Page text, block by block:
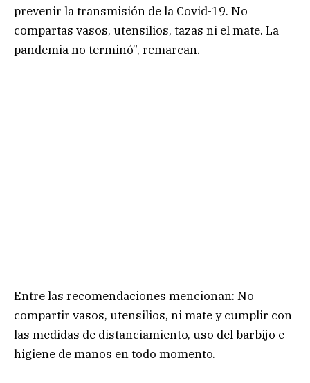
prevenir la transmisión de la Covid-19. No
compartas vasos, utensilios, tazas ni el mate. La
pandemia no terminó”, remarcan.
Entre las recomendaciones mencionan: No
compartir vasos, utensilios, ni mate y cumplir con
las medidas de distanciamiento, uso del barbijo e
higiene de manos en todo momento.